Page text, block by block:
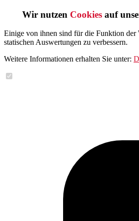
Wir nutzen Cookies auf
Einige von ihnen sind für die Funktion der
statischen Auswertungen zu verbessern.
Weitere Informationen erhalten Sie unter: